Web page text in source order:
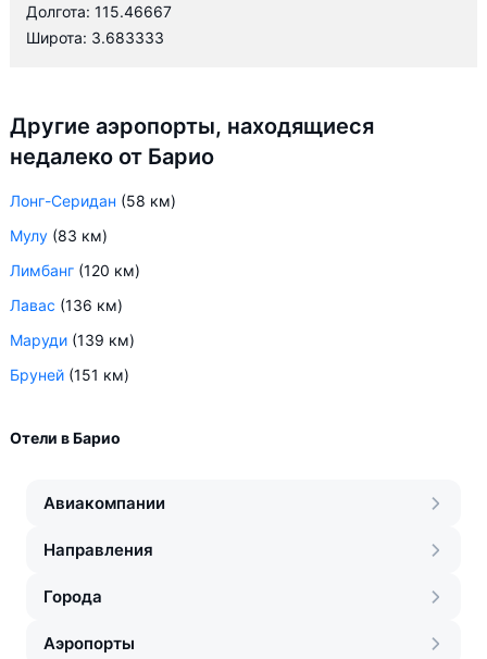
Долгота: 115.46667
Широта: 3.683333
Другие аэропорты, находящиеся
недалеко от Барио
Лонг-Серидан (58 км)
Мулу (83 км)
Лимбанг (120 км)
Лавас (136 км)
Маруди (139 км)
Бруней (151 км)
Отели в Барио
Авиакомпании
Направления
Города
Аэропорты